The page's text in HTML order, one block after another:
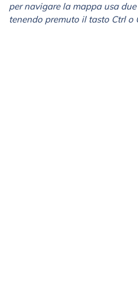
per navigare la mappa usa
tenendo premuto il tasto Ctrl o